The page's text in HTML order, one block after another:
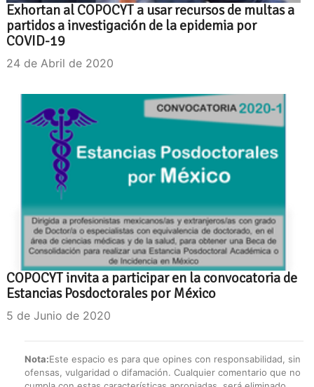
Exhortan al COPOCYT a usar recursos de multas a
partidos a investigación de la epidemia por
COVID-19
24 de Abril de 2020
COPOCYT invita a participar en la convocatoria de
Estancias Posdoctorales por México
5 de Junio de 2020
Nota:Este espacio es para que opines con responsabilidad, sin
ofensas, vulgaridad o difamación. Cualquier comentario que no